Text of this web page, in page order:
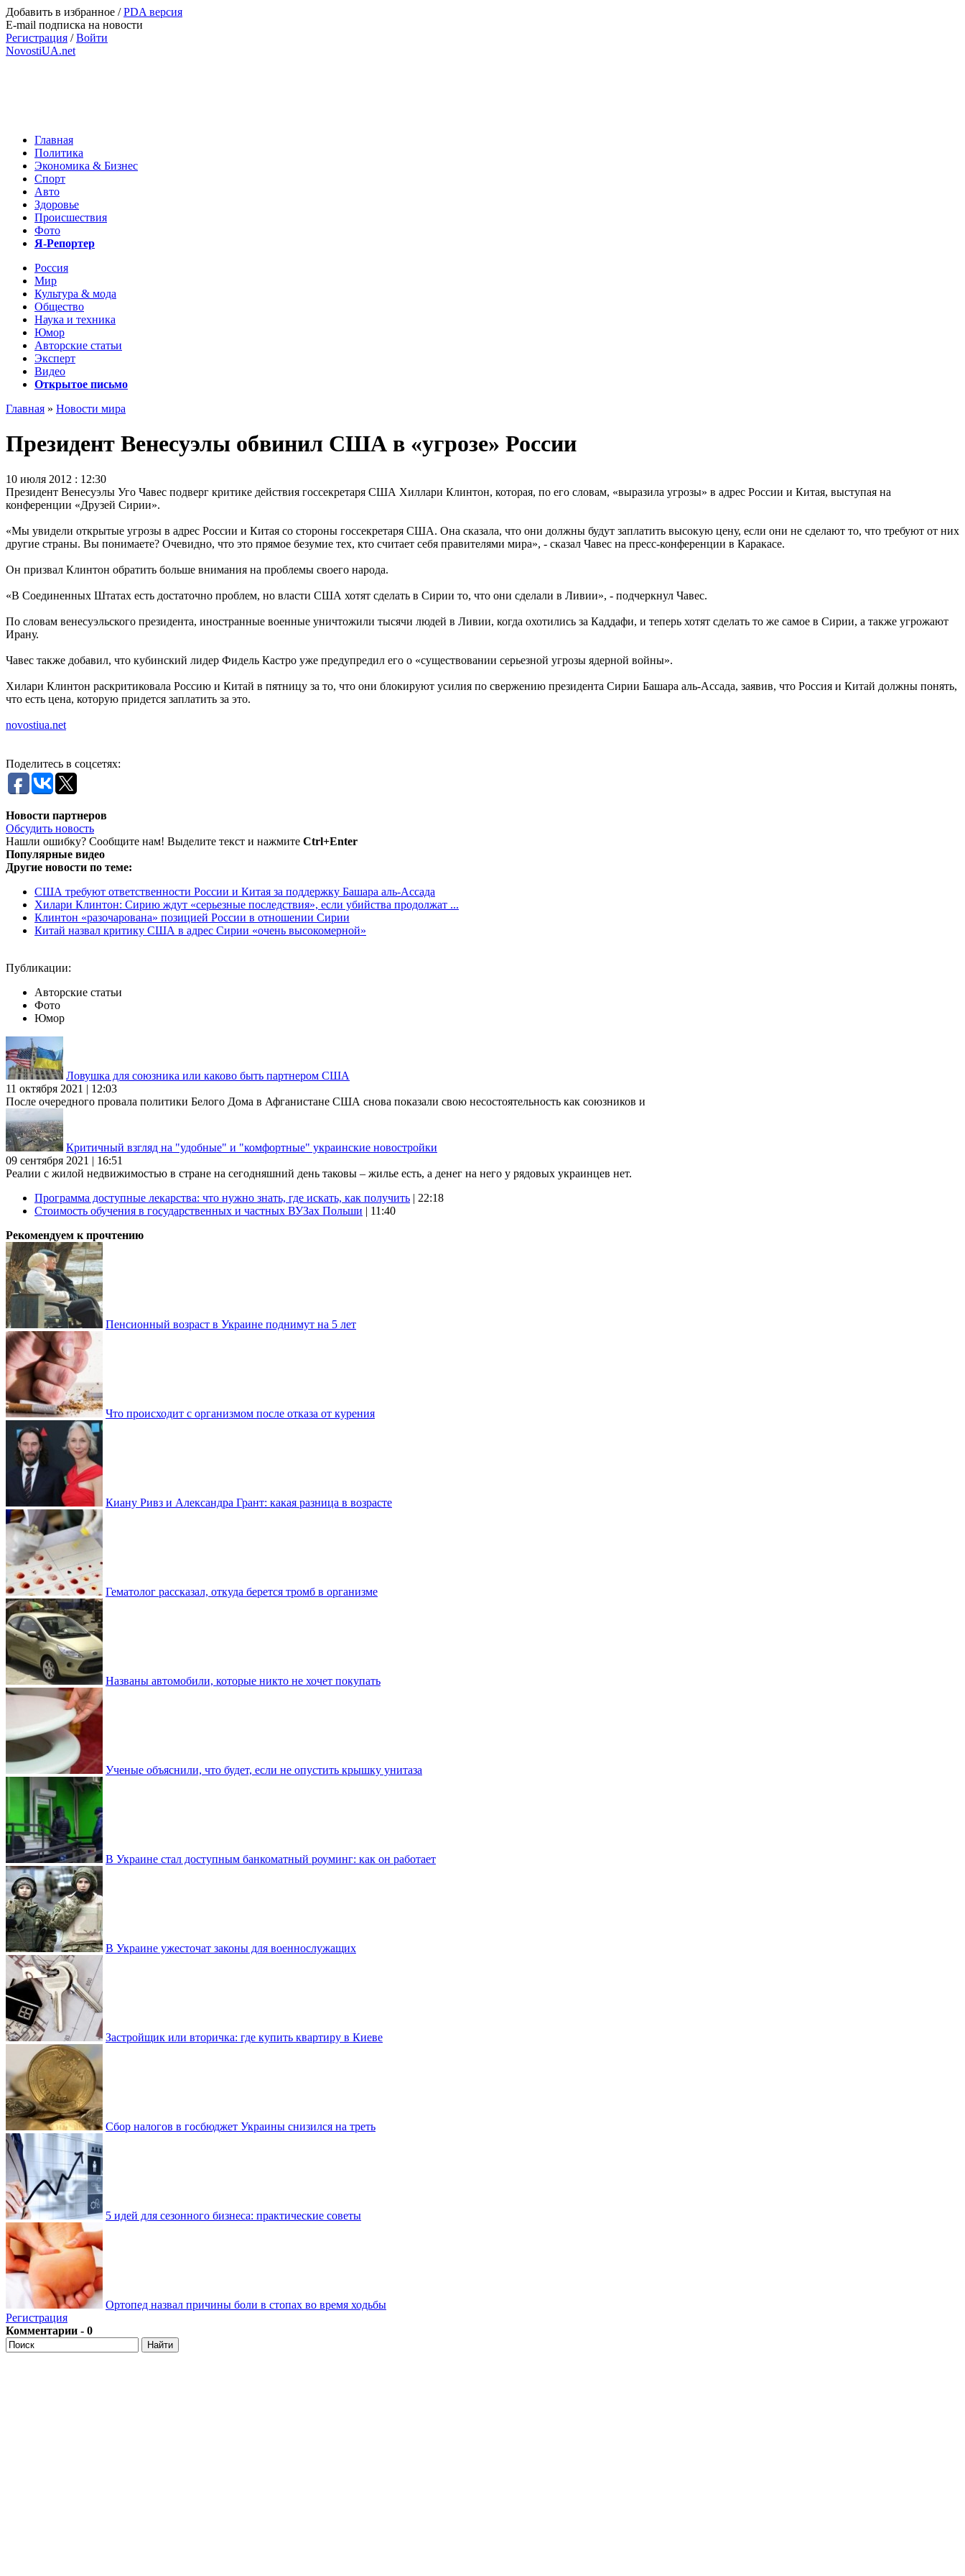
Добавить в избранное /PDA версия
E-mail подписка на новости
Регистрация /Войти
NovostiUA.net
Главная
Политика
Экономика & Бизнес
Спорт
Авто
Здоровье
Происшествия
Фото
Я-Репортер
Россия
Мир
Культура & мода
Общество
Наука и техника
Юмор
Авторские статьи
Эксперт
Видео
Открытое письмо
Главная » Новости мира
Президент Венесуэлы обвинил США в «угрозе» России
10 июля 2012 : 12:30
Президент Венесуэлы Уго Чавес подверг критике действия госсекретаря США Хиллари Клинтон, которая, по его словам, «выразила угрозы» в адрес России и Китая, выступая на
конференции «Друзей Сирии».
«Мы увидели открытые угрозы в адрес России и Китая со стороны госсекретаря США. Она сказала, что они должны будут заплатить высокую цену, если они не сделают то, что требуют от них
другие страны. Вы понимаете? Очевидно, что это прямое безумие тех, кто считает себя правителями мира», - сказал Чавес на пресс-конференции в Каракасе.
Он призвал Клинтон обратить больше внимания на проблемы своего народа.
«В Соединенных Штатах есть достаточно проблем, но власти США хотят сделать в Сирии то, что они сделали в Ливии», - подчеркнул Чавес.
По словам венесуэльского президента, иностранные военные уничтожили тысячи людей в Ливии, когда охотились за Каддафи, и теперь хотят сделать то же самое в Сирии, а также угрожают
Ирану.
Чавес также добавил, что кубинский лидер Фидель Кастро уже предупредил его о «существовании серьезной угрозы ядерной войны».
Хилари Клинтон раскритиковала Россию и Китай в пятницу за то, что они блокируют усилия по свержению президента Сирии Башара аль-Ассада, заявив, что Россия и Китай должны понять,
что есть цена, которую придется заплатить за это.
novostiua.net
Поделитесь в соцсетях:
Новости партнеров
Обсудить новость
Нашли ошибку? Сообщите нам! Выделите текст и нажмите Ctrl+Enter
Популярные видео
Другие новости по теме:
США требуют ответственности России и Китая за поддержку Башара аль-Ассада
Хилари Клинтон: Сирию ждут «серьезные последствия», если убийства продолжат ...
Клинтон «разочарована» позицией России в отношении Сирии
Китай назвал критику США в адрес Сирии «очень высокомерной»
Публикации:
Авторские статьи
Фото
Юмор
Ловушка для союзника или каково быть партнером США
11 октября 2021 | 12:03
После очередного провала политики Белого Дома в Афганистане США снова показали свою несостоятельность как союзников и
Критичный взгляд на "удобные" и "комфортные" украинские новостройки
09 сентября 2021 | 16:51
Реалии с жилой недвижимостью в стране на сегодняшний день таковы – жилье есть, а денег на него у рядовых украинцев нет.
Программа доступные лекарства: что нужно знать, где искать, как получить | 22:18
Стоимость обучения в государственных и частных ВУЗах Польши | 11:40
Рекомендуем к прочтению
Пенсионный возраст в Украине поднимут на 5 лет
Что происходит с организмом после отказа от курения
Киану Ривз и Александра Грант: какая разница в возрасте
Гематолог рассказал, откуда берется тромб в организме
Названы автомобили, которые никто не хочет покупать
Ученые объяснили, что будет, если не опустить крышку унитаза
В Украине стал доступным банкоматный роуминг: как он работает
В Украине ужесточат законы для военнослужащих
Застройщик или вторичка: где купить квартиру в Киеве
Сбор налогов в госбюджет Украины снизился на треть
5 идей для сезонного бизнеса: практические советы
Ортопед назвал причины боли в стопах во время ходьбы
Регистрация
Комментарии - 0